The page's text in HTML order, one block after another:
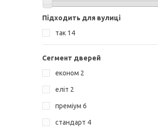
КУПИТИ
Підходить для вулиці
так 14
Сегмент дверей
економ 2
еліт 2
преміум 6
стандарт 4